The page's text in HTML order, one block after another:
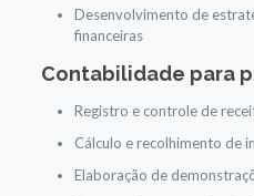
Desenvolvimento de
financeiras
Contabilidade para
Registro e controle de
Cálculo e recolhimento de
Elaboração de